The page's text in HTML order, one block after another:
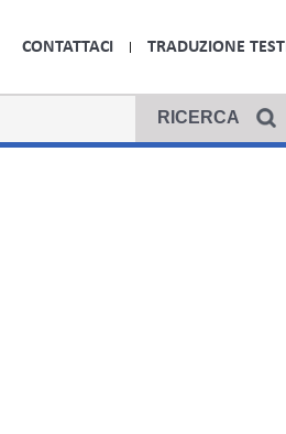
CONTATTACI TRADUZIONE TESTI